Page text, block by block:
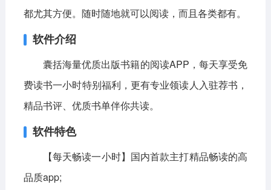
电脑软件
网络软件
图形图像 媒体软件 行业软件
游戏娱乐
编程开发
都尤其方便。随时随地就可以阅读，而且各类都有。
软件介绍
囊括海量优质出版书籍的阅读APP，每天享受免
费读书一小时特别福利，更有专业领读人入驻荐书，
精品书评、优质书单伴你共读。
软件特色
【每天畅读一小时】国内首款主打精品畅读的高
品质app;